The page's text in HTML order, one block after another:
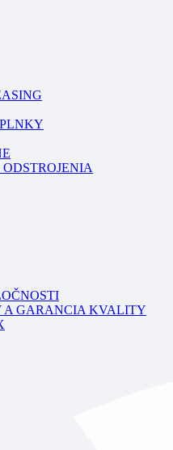
A GARANCIA KVALITY